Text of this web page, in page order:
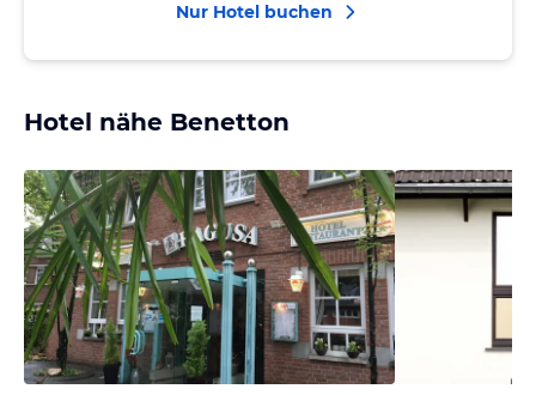
Nur Hotel buchen
Hotel nähe Benetton